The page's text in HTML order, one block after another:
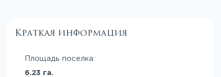
Краткая информация
Площадь поселка:
6.23 га.